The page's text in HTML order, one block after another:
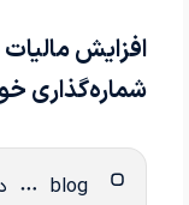
افزایش مالیات
شماره‌گذاری